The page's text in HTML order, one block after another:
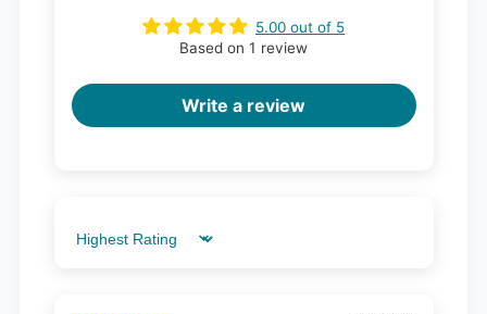
5.00 out of 5
Based on 1 review
Write a review
Sort by